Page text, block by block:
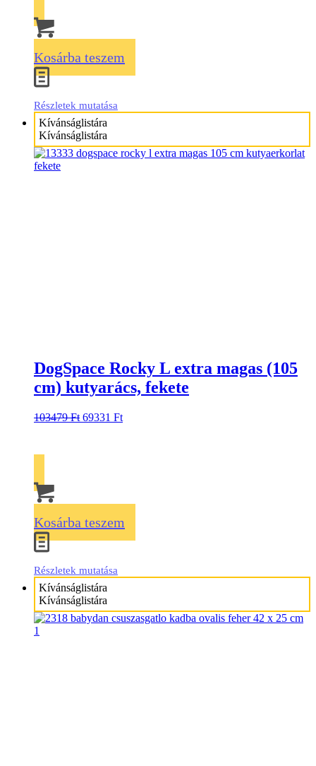
Kosárba teszem
Részletek mutatása
Kívánságlistára
Kívánságlistára
DogSpace Rocky L extra magas (105
cm) kutyarács, fekete
103479Ft 69331 Ft
Kosárba teszem
Részletek mutatása
Kívánságlistára
Kívánságlistára